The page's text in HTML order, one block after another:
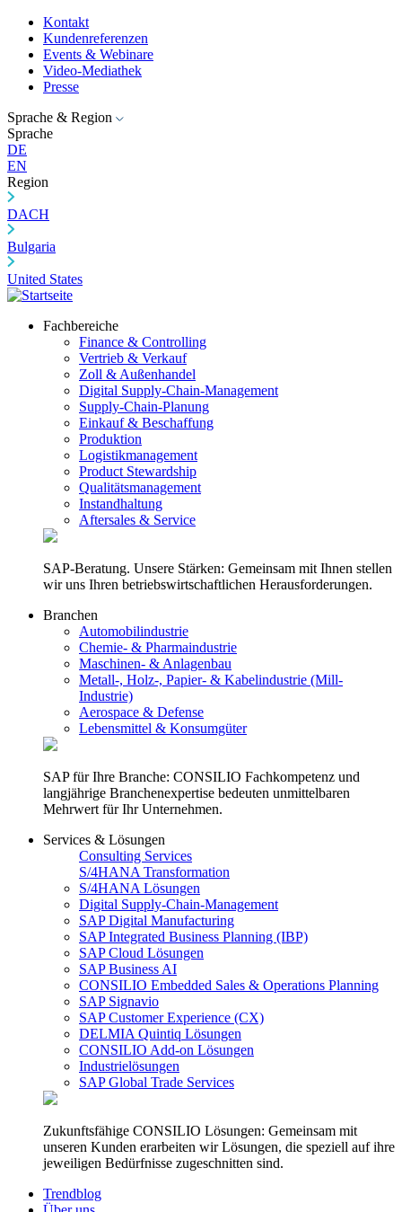
Kontakt
Kundenreferenzen
Events & Webinare
Video-Mediathek
Presse
Sprache & Region
Sprache
DE
EN
Region
DACH
Bulgaria
United States
Fachbereiche
Finance & Controlling
Vertrieb & Verkauf
Zoll & Außenhandel
Digital Supply-Chain-Management
Supply-Chain-Planung
Einkauf & Beschaffung
Produktion
Logistikmanagement
Product Stewardship
Qualitätsmanagement
Instandhaltung
Aftersales & Service
SAP-Beratung. Unsere Stärken: Gemeinsam mit Ihnen stellen
wir uns Ihren betriebswirtschaftlichen Herausforderungen.
Branchen
Automobilindustrie
Chemie- & Pharmaindustrie
Maschinen- & Anlagenbau
Metall-, Holz-, Papier- & Kabelindustrie (Mill-
Industrie)
Aerospace & Defense
Lebensmittel & Konsumgüter
SAP für Ihre Branche: CONSILIO Fachkompetenz und
langjährige Branchenexpertise bedeuten unmittelbaren
Mehrwert für Ihr Unternehmen.
Services & Lösungen
Consulting Services
S/4HANA Transformation
S/4HANA Lösungen
Digital Supply-Chain-Management
SAP Digital Manufacturing
SAP Integrated Business Planning (IBP)
SAP Cloud Lösungen
SAP Business AI
CONSILIO Embedded Sales & Operations Planning
SAP Signavio
SAP Customer Experience (CX)
DELMIA Quintiq Lösungen
CONSILIO Add-on Lösungen
Industrielösungen
SAP Global Trade Services
Zukunftsfähige CONSILIO Lösungen: Gemeinsam mit
unseren Kunden erarbeiten wir Lösungen, die speziell auf ihre
jeweiligen Bedürfnisse zugeschnitten sind.
Trendblog